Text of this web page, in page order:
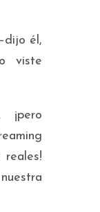
él,
viste
reales!